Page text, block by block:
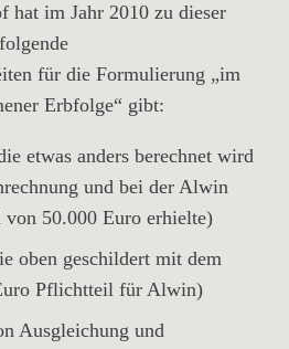
hat im Jahr 2010 zu dieser
für die Formulierung „im
Erbfolge“ gibt:
etwas anders berechnet wird
und bei der Alwin
50.000 Euro erhielte)
oben geschildert mit dem
Pflichtteil für Alwin)
Ausgleichung und